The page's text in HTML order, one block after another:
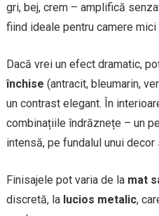
gri, bej, crem – amplifică
fiind ideale pentru camere
Dacă vrei un efect dramatic,
închise (antracit, bleumarin,
un contrast elegant. În
combinațiile îndrăznețe – un
intensă, pe fundalul unui decor
Finisajele pot varia de la mat
discretă, la lucios metalic,